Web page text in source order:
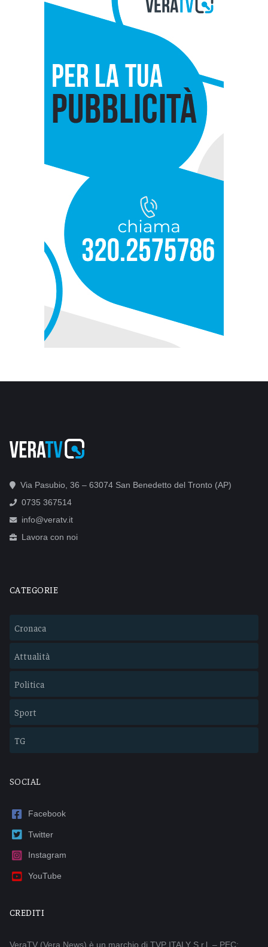
Via Pasubio, 36 – 63074 San Benedetto del Tronto (AP)
0735 367514
info@veratv.it
Lavora con noi
CATEGORIE
Cronaca
Attualità
Politica
Sport
TG
SOCIAL
Facebook
Twitter
Instagram
YouTube
CREDITI
VeraTV (Vera News) è un marchio di TVP ITALY S.r.l. – PEC: